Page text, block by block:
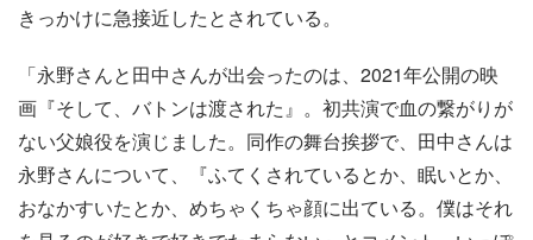
きっかけに急接近したとされている。
「永野さんと田中さんが出会ったのは、2021年公開の映
画『そして、バトンは渡された』。初共演で血の繋がりが
ない父娘役を演じました。同作の舞台挨拶で、田中さんは
永野さんについて、『ふてくされているとか、眠いとか、
おなかすいたとか、めちゃくちゃ顔に出ている。僕はそれ